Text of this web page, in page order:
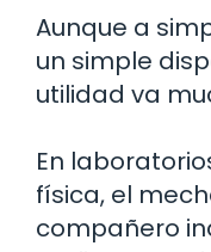
Aunque a
un simple
utilidad va
En
física, el
compañero